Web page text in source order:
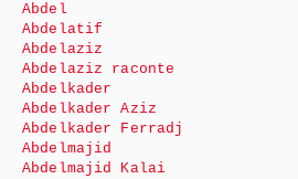
Abdel
Abdelatif
Abdelaziz
Abdelaziz raconte
Abdelkader
Abdelkader Aziz
Abdelkader Ferradj
Abdelmajid
Abdelmajid Kalai